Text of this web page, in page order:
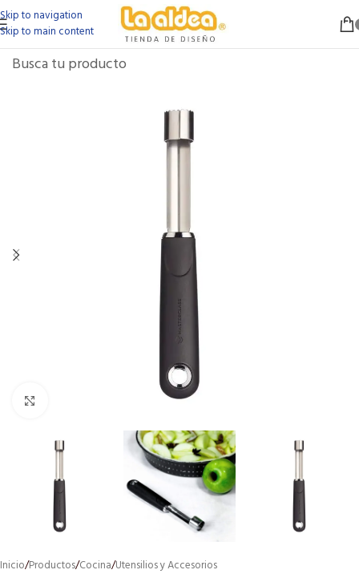
Skip to navigation
Skip to main content
Inicio/Productos/Cocina/Utensilios y Accesorios